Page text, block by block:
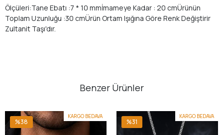
Ölçüleri:Tane Ebatı :7 * 10 mmİmameye Kadar : 20 cmÜrünün
Toplam Uzunluğu :30 cmÜrün Ortam Işığına Göre Renk Değiştirir
Zultanit Taşı'dır.
Benzer Ürünler
KARGO BEDAVA
%38
KARGO BEDAVA
%31